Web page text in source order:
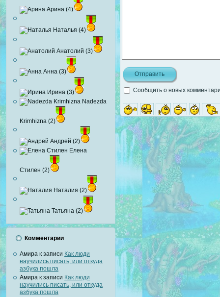
Арина (4)
Наталья (4)
Анатолий (3)
Анна (3)
Ирина (3)
Nadezda
Krimhizna (2)
Андрей (2)
Елена
Стилен (2)
Наталия (2)
Татьяна (2)
Комментарии
Амира к записи Как люди
научились писать, или откуда
азбука пошла
Амира к записи Как люди
научились писать, или откуда
азбука пошла
Сообщить о новых